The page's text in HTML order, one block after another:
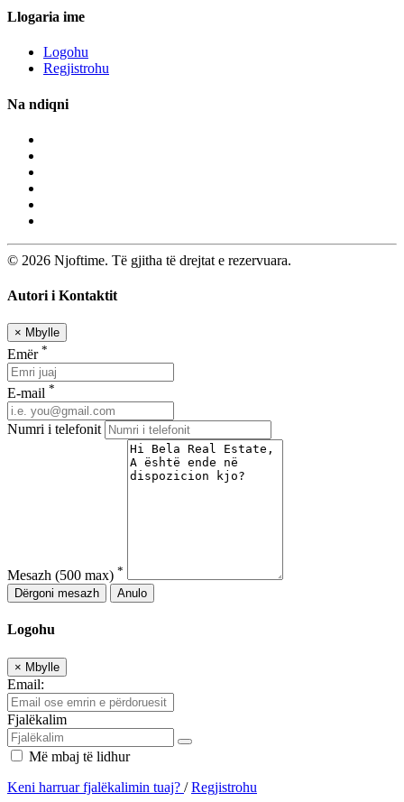
Llogaria ime
Logohu
Regjistrohu
Na ndiqni
© 2026 Njoftime. Të gjitha të drejtat e rezervuara.
Autori i Kontaktit
× Mbylle
Emër *
E-mail *
Numri i telefonit
Mesazh (500 max) *
Dërgoni mesazh
Anulo
Logohu
× Mbylle
Email:
Fjalëkalim
Më mbaj të lidhur
Keni harruar fjalëkalimin tuaj? /Regjistrohu